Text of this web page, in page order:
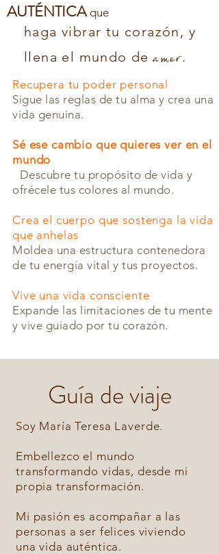
AUTÉNTICA que
haga vibrar tu corazón, y
llena el mundo deamor.
Recupera tu poder personal
Sigue las reglas de tu alma y crea una
vida genuina.
Sé ese cambio que quieres ver en el
mundo
Descubre tu propósito de vida y
ofrécele tus colores al mundo.
Crea el cuerpo que sostenga la vida
que anhelas
Moldea una estructura contenedora
de tu energía vital y tus proyectos.
Vive una vida consciente
Expande las limitaciones de tu mente
y vive guiado por tu corazón.
Guía de viaje
Soy María Teresa Laverde.
Embellezco el mundo
transformando vidas, desde mi
propia transformación.
Mi pasión es acompañar a las
personas a ser felices viviendo
una vida auténtica.